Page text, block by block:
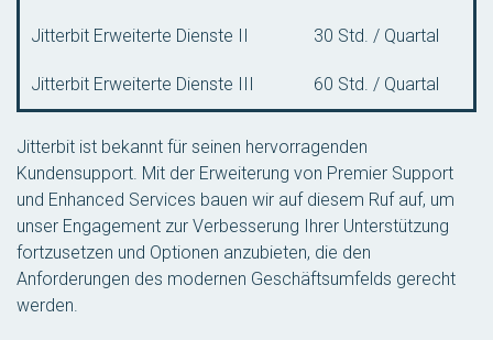
Jitterbit Erweiterte Dienste II 30 Std. / Quartal
Jitterbit Erweiterte Dienste III 60 Std. / Quartal
Jitterbit ist bekannt für seinen hervorragenden
Kundensupport. Mit der Erweiterung von Premier Support
und Enhanced Services bauen wir auf diesem Ruf auf, um
unser Engagement zur Verbesserung Ihrer Unterstützung
fortzusetzen und Optionen anzubieten, die den
Anforderungen des modernen Geschäftsumfelds gerecht
werden.